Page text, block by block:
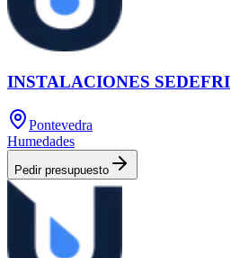
INSTALACIONES SEDEFRI
Pontevedra
Humedades
Pedir presupuesto